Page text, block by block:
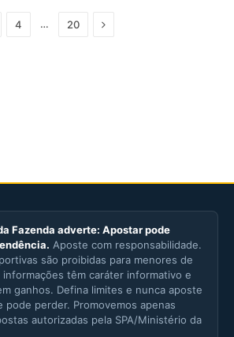
4 … 20 Próximo
Fazenda adverte: Apostar pode
Aposte com responsabilidade.
são proibidas para menores de
informações têm caráter informativo e
ganhos. Defina limites e nunca aposte
pode perder. Promovemos apenas
autorizadas pela SPA/Ministério da